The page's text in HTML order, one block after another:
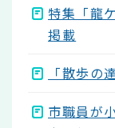
特集「龍
掲載
「散歩の
市職員が